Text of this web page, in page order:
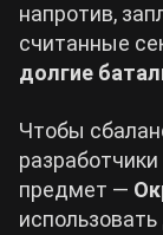
напротив,
считанные
долгие
Чтобы
предмет —
использовать